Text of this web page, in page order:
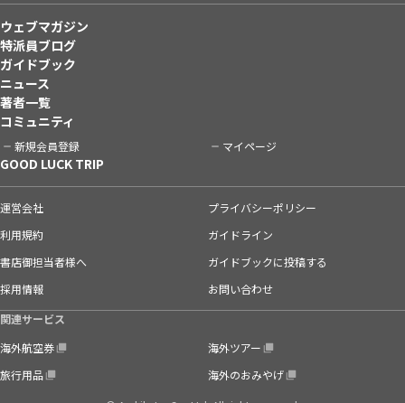
ウェブマガジン
特派員ブログ
ガイドブック
ニュース
著者一覧
コミュニティ
新規会員登録 マイページ
GOOD LUCK TRIP
運営会社
プライバシーポリシー
利用規約
ガイドライン
書店御担当者様へ
ガイドブックに投稿する
採用情報
お問い合わせ
関連サービス
海外航空券
海外ツアー
旅行用品
海外のおみやげ